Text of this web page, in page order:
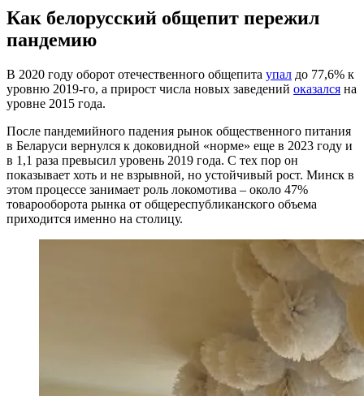
Как белорусский общепит пережил
пандемию
В 2020 году оборот отечественного общепита упал до 77,6% к
уровню 2019-го, а прирост числа новых заведений оказался на
уровне 2015 года.
После пандемийного падения рынок общественного питания
в Беларуси вернулся к доковидной «норме» еще в 2023 году и
в 1,1 раза превысил уровень 2019 года. С тех пор он
показывает хоть и не взрывной, но устойчивый рост. Минск в
этом процессе занимает роль локомотива – около 47%
товарооборота рынка от общереспубликанского объема
приходится именно на столицу.